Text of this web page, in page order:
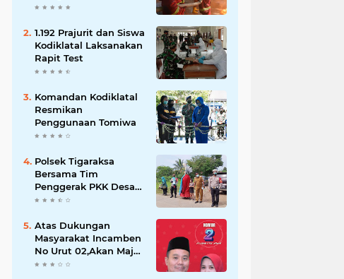
1.192 Prajurit dan Siswa
Kodiklatal Laksanakan
Rapit Test
Komandan Kodiklatal
Resmikan
Penggunaan Tomiwa
Polsek Tigaraksa
Bersama Tim
Penggerak PKK Desa
Jambe Bagikan
Pengguna Jalan
Atas Dukungan
Masyarakat Incamben
No Urut 02,Akan Maju
Untuk Memajukan